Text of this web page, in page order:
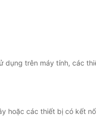
trên máy tính, các
hoặc các thiết bị có kết